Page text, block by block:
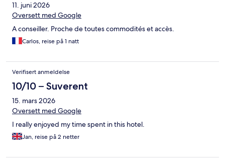
11. juni 2026
Oversett med Google
A conseiller. Proche de toutes commodités et accès.
Carlos, reise på 1 natt
Verifisert anmeldelse
10/10 – Suverent
15. mars 2026
Oversett med Google
I really enjoyed my time spent in this hotel.
Jan, reise på 2 netter